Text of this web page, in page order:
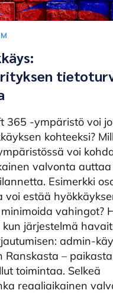
365 -ympäristö voi
kohteeksi?
voi
valvonta auttaa
Esimerkki
voi estää
vahingot?
järjestelmä
admin-
Ranskasta –
toimintaa. Selkeä
reaaliaikainen